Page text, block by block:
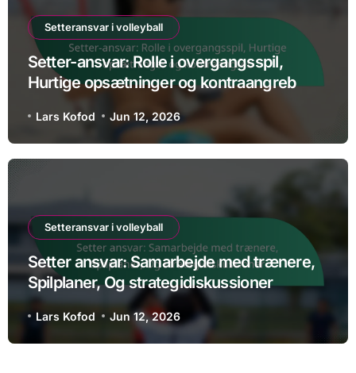
Setteransvar i volleyball
Setter-ansvar: Rolle i overgangsspil,
Hurtige opsætninger og kontraangreb
Lars Kofod Jun 12, 2026
Setteransvar i volleyball
Setter ansvar: Samarbejde med trænere,
Spilplaner, Og strategidiskussioner
Lars Kofod Jun 12, 2026